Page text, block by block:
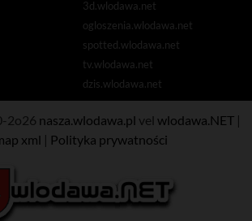
3d.wlodawa.net
ogloszenia.wlodawa.net
spotted.wlodawa.net
tv.wlodawa.net
dzis.wlodawa.net
2o26 nasza.wlodawa.pl vel wlodawa.NET|
xml | Polityka prywatności